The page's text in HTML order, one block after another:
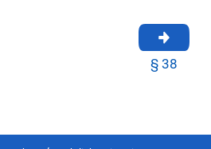
§ 38